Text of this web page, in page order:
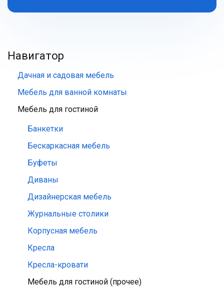
Навигатор
Дачная и садовая мебель
Мебель для ванной комнаты
Мебель для гостиной
Банкетки
Бескаркасная мебель
Буфеты
Диваны
Дизайнерская мебель
Журнальные столики
Корпусная мебель
Кресла
Кресла-кровати
Мебель для гостиной (прочее)